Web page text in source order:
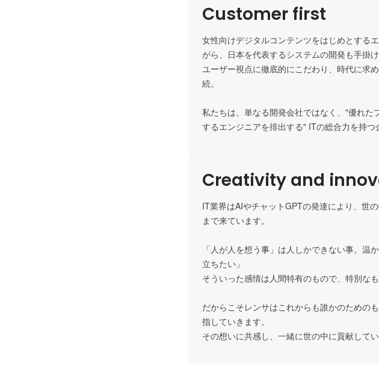
Customer first
女性向けデジタルコンテンツをはじめとする
がら、日本を代表するシステムの開発も手掛け
ユーザー視点に徹底的にこだわり、時代に求
続。
私たちは、単なる開発会社ではなく、"優れ
するエンジニアを排出する" ITの総合力を持つ
Creativity and
IT業界はAIやチャットGPTの発達により、世
まで来ています。
「人が人を想う事」は人しかできない事。
立ちたい」
そういった感情は人間特有のもので、特別なも
だからこそレンサはこれからも誰かのための
指していきます。
その想いに共感し、一緒に世の中に貢献して